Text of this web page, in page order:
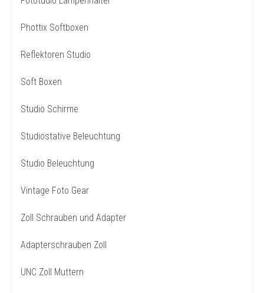
Phottix Softboxen
Reflektoren Studio
Soft Boxen
Studio Schirme
Studiostative Beleuchtung
Studio Beleuchtung
Vintage Foto Gear
Zoll Schrauben und Adapter
Adapterschrauben Zoll
UNC Zoll Muttern